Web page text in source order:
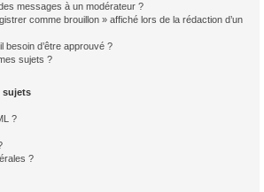
messages à un modérateur ?
comme brouillon » affiché lors de la rédaction d’un
besoin d’être approuvé ?
sujets ?
sujets
?
?